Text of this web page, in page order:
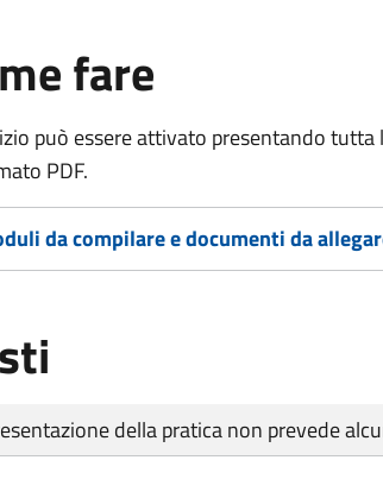
fare
può essere attivato presentando
PDF.
da compilare e documenti da
pagamentodella pratica non prevede